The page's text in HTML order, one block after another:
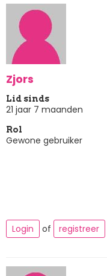
Zjors
Lid sinds
21 jaar 7 maanden
Rol
Gewone gebruiker
Login
of registreer